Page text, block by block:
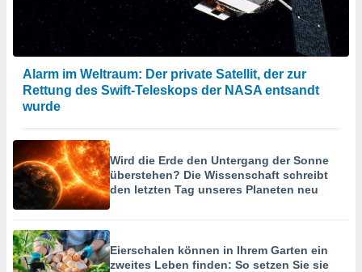
Alarm im Weltraum: Der private Satellit, der zur
Rettung des Swift-Teleskops der NASA entsandt
wurde
Wird die Erde den Untergang der Sonne
überstehen? Die Wissenschaft schreibt
den letzten Tag unseres Planeten neu
Eierschalen können in Ihrem Garten ein
zweites Leben finden: So setzen Sie sie